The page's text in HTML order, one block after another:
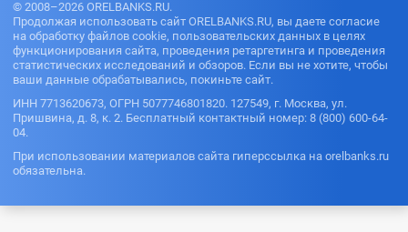
© 2008–2026 ORELBANKS.RU.
Продолжая использовать сайт ORELBANKS.RU, вы даете согласие
на обработку файлов cookie, пользовательских данных в целях
функционирования сайта, проведения ретаргетинга и проведения
статистических исследований и обзоров. Если вы не хотите, чтобы
ваши данные обрабатывались, покиньте сайт.
ИНН 7713620673, ОГРН 5077746801820. 127549, г. Москва, ул.
Пришвина, д. 8, к. 2. Бесплатный контактный номер: 8 (800) 600-64-
04.
При использовании материалов сайта гиперссылка на orelbanks.ru
обязательна.